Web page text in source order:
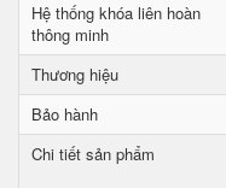
Hệ thống khóa liên hoàn
thông minh
Thương hiệu
Bảo hành
Chi tiết sản phẩm